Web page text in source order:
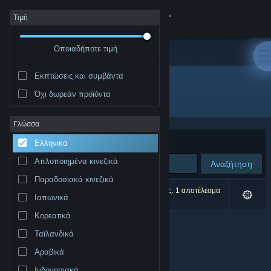
Σύνδεση
Κατάστημα
Σχετικά
Υποστήριξη
Αλλαγή γλώσσας
Προβολή ιστοσελίδας για υπολογιστές
Τιμή
Οποιαδήποτε τιμή
Εκπτώσεις και συμβάντα
Όχι δωρεάν προϊόντα
Γλώσσα
Ελληνικά
Απλοποιημένα κινεζικά
Παραδοσιακά κινεζικά
Ιαπωνικά
Κορεατικά
Ταϊλανδικά
Αραβικά
Δημιουργός: Vionsoft
Ταξινόμηση ανά
Αναζήτηση
0 αποτελέσματα ταιριάζουν με την αναζήτησή σας. 1 αποτέλεσμα
αποκλείστηκε βάσει των προτιμήσεών σας.